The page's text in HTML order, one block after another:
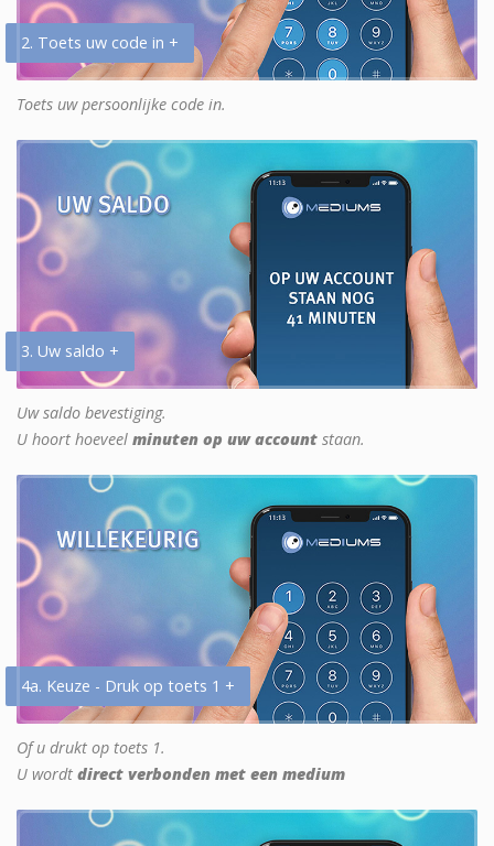
2. Toets uw code in +
Toets uw persoonlijke code in.
3. Uw saldo +
Uw saldo bevestiging.
U hoort hoeveel minuten op uw account staan.
4a. Keuze - Druk op toets 1 +
Of u drukt op toets 1.
U wordt direct verbonden met een medium